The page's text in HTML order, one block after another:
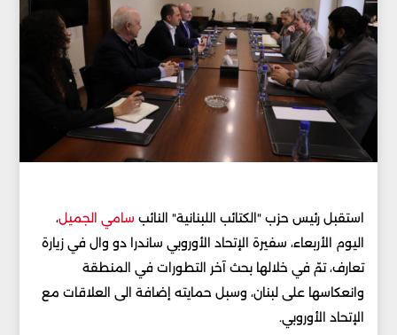
استقبل رئيس حزب "الكتائب اللبنانية" النائب سامي الجميل،
اليوم الأربعاء، سفيرة الإتحاد الأوروبي ساندرا دو وال في زيارة
تعارف، تمّ في خلالها بحث آخر التطورات في المنطقة
وانعكاسها على لبنان، وسبل حمايته إضافة الى العلاقات مع
الإتحاد الأوروبي.